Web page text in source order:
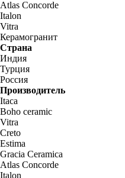
Atlas Concorde
Italon
Vitra
Керамогранит
Страна
Индия
Турция
Россия
Производитель
Itaca
Boho ceramic
Vitra
Creto
Estima
Gracia Ceramica
Atlas Concorde
Italon